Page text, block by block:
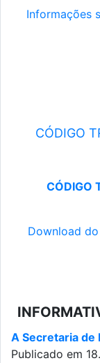
Informações
CÓDIGO
CÓDIGO
Download
A Secretaria de
Publicado em